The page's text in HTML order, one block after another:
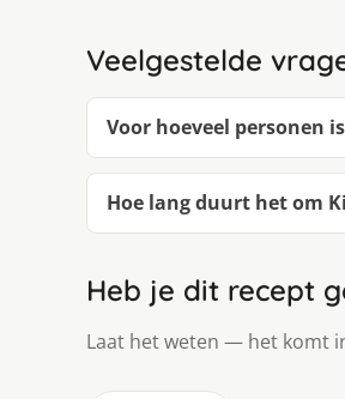
Veelgestelde
Voor hoeveel personen
Hoe lang duurt het om
Heb je dit recept
Laat het weten — het komt